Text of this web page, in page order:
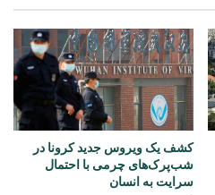
کشف یک ویروس جدید کرونا در
شب‌پرک‌های چرمی با احتمال
سرایت به انسان